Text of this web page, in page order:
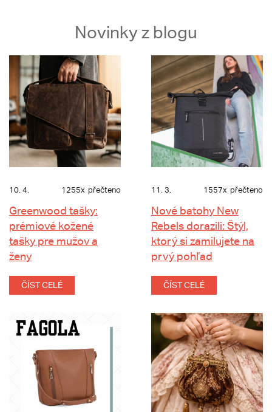
Novinky z blogu
10. 4. 1255x přečteno
Greenwood tašky:
prémiové kožené
tašky pre mužov a
ženy
ČÍST CELÉ
11. 3. 1557x přečteno
Nové batohy New
Rebels dorazili: Štýl,
ktorý si zamilujete na
prvý pohľad
ČÍST CELÉ